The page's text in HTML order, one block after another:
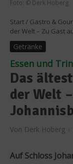
Foto: © Derk Hoberg
Start / Gastro &
der Welt – Zu Gast
Getränke
Essen und
Das
der Welt
Von Derk Hoberg
Auf Schloss